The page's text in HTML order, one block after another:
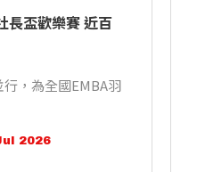
長盃歡樂賽 近百
，為全國EMBA羽
2026